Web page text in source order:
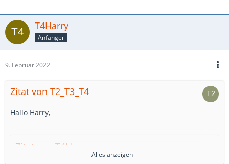
T4Harry
Anfänger
9. Februar 2022
Zitat von T2_T3_T4
Hallo Harry,
Zitat von T4Harry
Alles anzeigen